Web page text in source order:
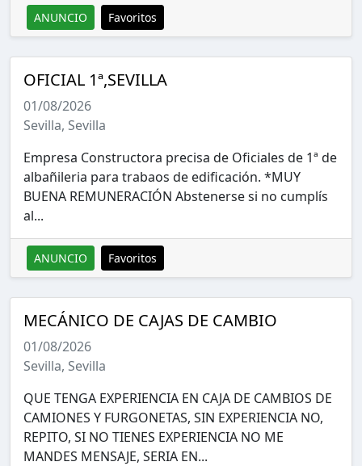
ANUNCIO Favoritos
OFICIAL 1ª,SEVILLA
01/08/2026
Sevilla, Sevilla
Empresa Constructora precisa de Oficiales de 1ª de
albañileria para trabaos de edificación. *MUY
BUENA REMUNERACIÓN Abstenerse si no cumplís
al...
ANUNCIO Favoritos
MECÁNICO DE CAJAS DE CAMBIO
01/08/2026
Sevilla, Sevilla
QUE TENGA EXPERIENCIA EN CAJA DE CAMBIOS DE
CAMIONES Y FURGONETAS, SIN EXPERIENCIA NO,
REPITO, SI NO TIENES EXPERIENCIA NO ME
MANDES MENSAJE, SERIA EN...